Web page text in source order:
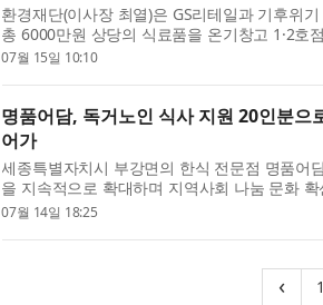
환경재단(이사장 최열)은 GS리테일과 기후위
총 6000만원 상당의 식료품을 온기창고 1·2호
두 차례에 걸쳐 진행되는 이번 나눔은 쪽방촌
07월 15일 10:10
명품어담, 독거노인 식사 지원 20인분
어가
세종특별자치시 부강면의 한식 전문점 명품어
을 지속적으로 확대하며 지역사회 나눔 문화
장 오픈 이후 매달 세종시 독거노인을 대상으
07월 14일 18:25
‹